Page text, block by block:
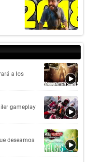
a los
gameplay
deseamos